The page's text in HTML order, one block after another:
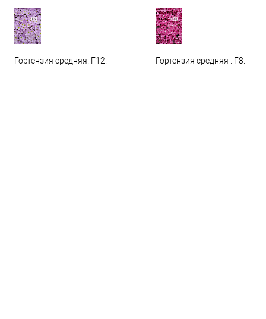
Гортензия средняя. Г12. Гортензия средняя . Г8.